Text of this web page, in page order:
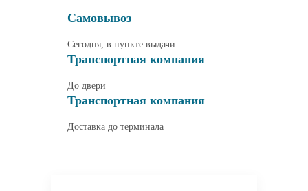
Самовывоз
Сегодня, в пункте выдачи
Транспортная компания
До двери
Транспортная компания
Доставка до терминала